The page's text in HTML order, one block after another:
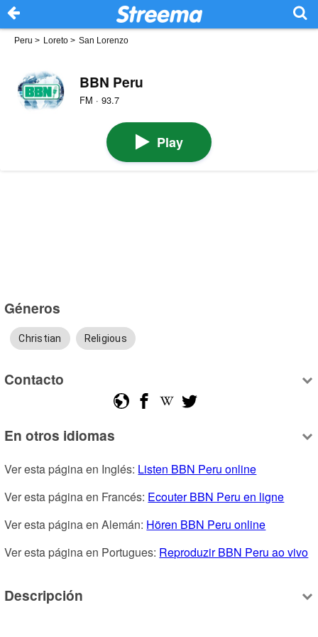
Peru > Loreto > San Lorenzo
BBN Peru
FM · 93.7
Play
Géneros
Christian Religious
Contacto
En otros idiomas
Ver esta página en Inglés: Listen BBN Peru online
Ver esta página en Francés: Ecouter BBN Peru en ligne
Ver esta página en Alemán: Hören BBN Peru online
Ver esta página en Portugues: Reproduzir BBN Peru ao vivo
Descripción